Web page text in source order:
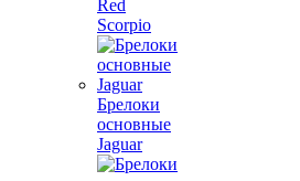
Red
Scorpio
Брелоки
основные
Jaguar